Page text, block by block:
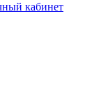
кабинет